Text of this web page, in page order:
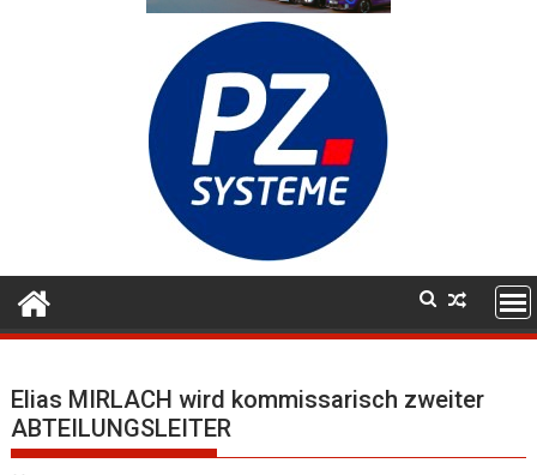
Elias MIRLACH wird kommissarisch zweiter
ABTEILUNGSLEITER